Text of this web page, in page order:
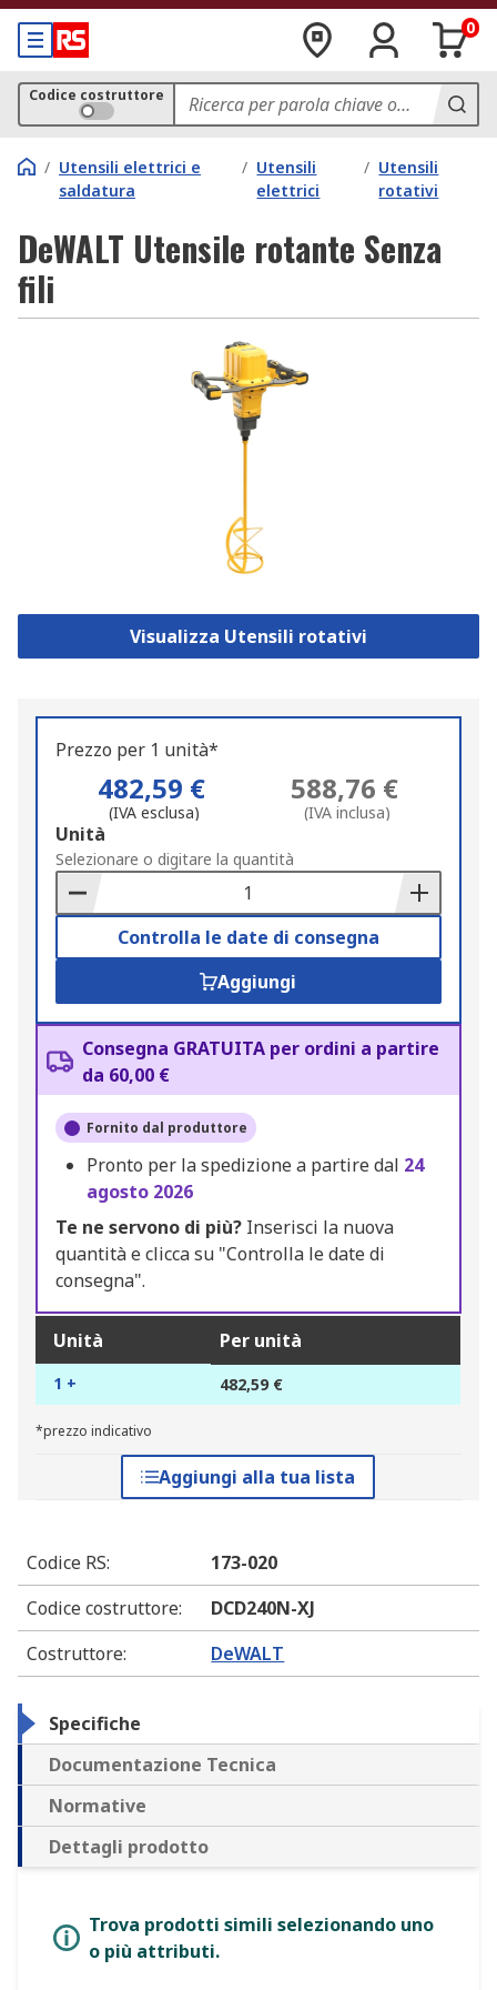
0
Codice costruttore
/ Utensili elettrici e
saldatura
/ Utensili
elettrici
/ Utensili
rotativi
DeWALT Utensile rotante Senza
fili
Visualizza Utensili rotativi
Prezzo per 1 unità*
482,59 €
(IVA esclusa)
588,76 €
(IVA inclusa)
Add
to
Basket
Unità
Selezionare o digitare la quantità
Controlla le date di consegna
Aggiungi
Consegna GRATUITA per ordini a partire
da 60,00 €
Fornito dal produttore
Pronto per la spedizione a partire dal 24
agosto 2026
Te ne servono di più? Inserisci la nuova
quantità e clicca su "Controlla le date di
consegna".
Unità Per unità
1 + 482,59 €
*prezzo indicativo
Aggiungi alla tua lista
Codice RS:
173-020
Codice costruttore:
DCD240N-XJ
Costruttore: DeWALT
Specifiche
Documentazione Tecnica
Normative
Dettagli prodotto
Trova prodotti simili selezionando uno
o più attributi.